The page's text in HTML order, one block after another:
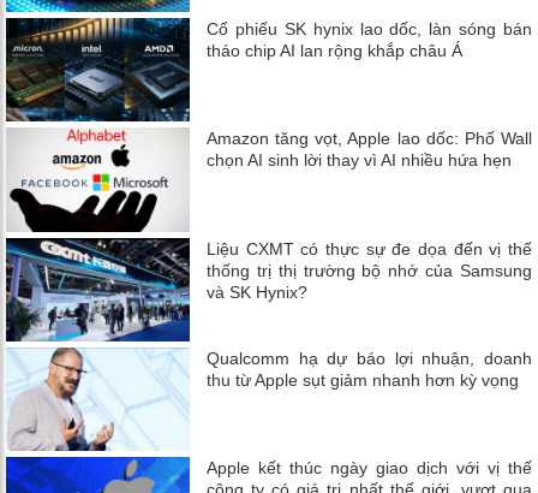
Cổ phiếu SK hynix lao dốc, làn sóng bán
tháo chip AI lan rộng khắp châu Á
Amazon tăng vọt, Apple lao dốc: Phố Wall
chọn AI sinh lời thay vì AI nhiều hứa hẹn
Liệu CXMT có thực sự đe dọa đến vị thế
thống trị thị trường bộ nhớ của Samsung
và SK Hynix?
Qualcomm hạ dự báo lợi nhuận, doanh
thu từ Apple sụt giảm nhanh hơn kỳ vọng
Apple kết thúc ngày giao dịch với vị thế
công ty có giá trị nhất thế giới, vượt qua